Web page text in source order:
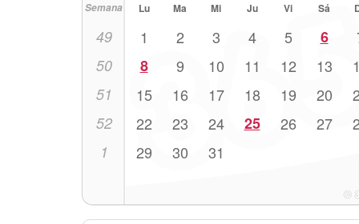
Semana Lu Ma Mi Ju Vi Sá
49 1 2 3 4 5 6
50 8 9 10 11 12 13
51 15 16 17 18 19 20
52 22 23 24 25 26 27
1 29 30 31